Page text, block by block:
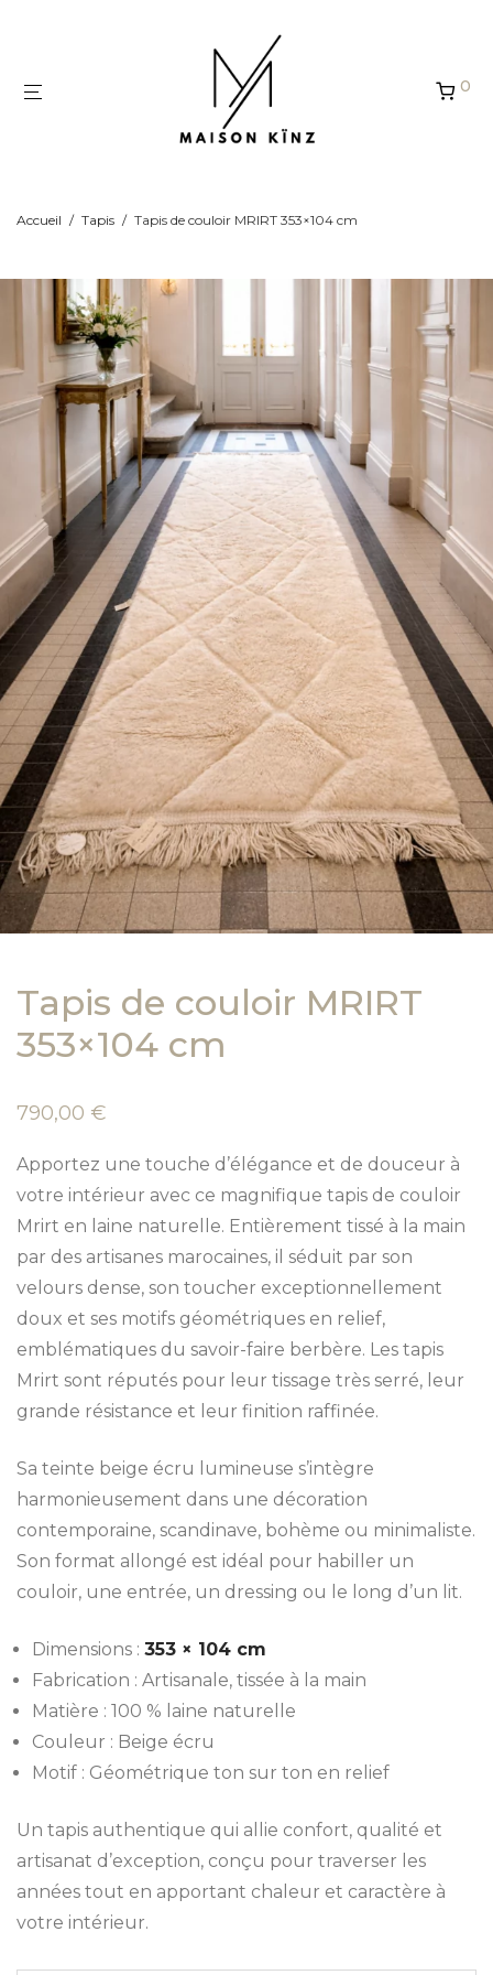
0
Accueil / Tapis / Tapis de couloir MRIRT 353×104 cm
Tapis de couloir MRIRT
353×104 cm
790,00 €
Apportez une touche d’élégance et de douceur à
votre intérieur avec ce magnifique tapis de couloir
Mrirt en laine naturelle. Entièrement tissé à la main
par des artisanes marocaines, il séduit par son
velours dense, son toucher exceptionnellement
doux et ses motifs géométriques en relief,
emblématiques du savoir-faire berbère. Les tapis
Mrirt sont réputés pour leur tissage très serré, leur
grande résistance et leur finition raffinée.
Sa teinte beige écru lumineuse s’intègre
harmonieusement dans une décoration
contemporaine, scandinave, bohème ou minimaliste.
Son format allongé est idéal pour habiller un
couloir, une entrée, un dressing ou le long d’un lit.
Dimensions : 353 × 104 cm
Fabrication : Artisanale, tissée à la main
Matière : 100 % laine naturelle
Couleur : Beige écru
Motif : Géométrique ton sur ton en relief
Un tapis authentique qui allie confort, qualité et
artisanat d’exception, conçu pour traverser les
années tout en apportant chaleur et caractère à
votre intérieur.